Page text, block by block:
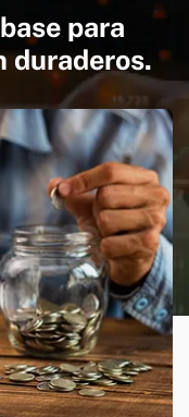
para
duraderos.